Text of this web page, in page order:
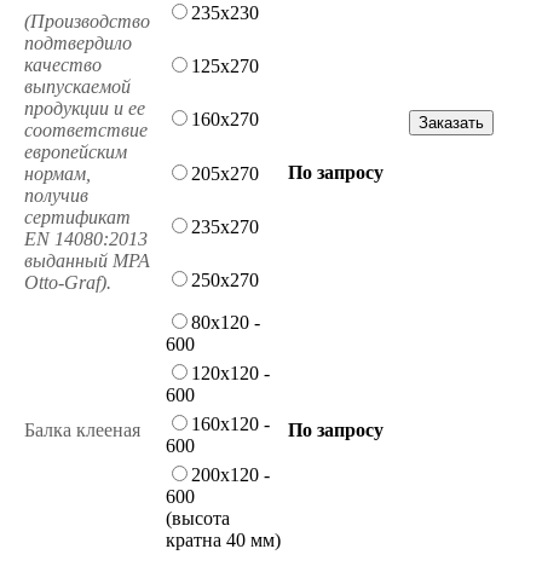
(Производство
подтвердило
качество
выпускаемой
продукции и ее
соответствие
европейским
нормам,
получив
сертификат
EN 14080:2013
выданный MPA
Otto-Graf).
Заказать
235x230
125x270
По запросу
160x270
205x270
235x270
250x270
Балка клееная
80x120 -
600
По запросу
120x120 -
600
160x120 -
600
200x120 -
600
(высота
кратна 40 мм)